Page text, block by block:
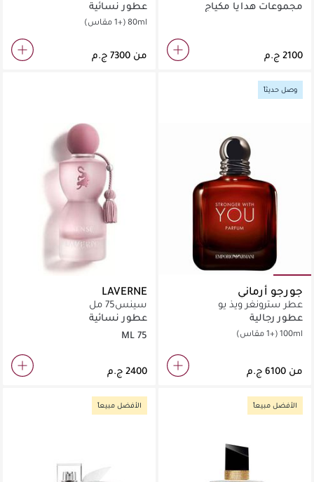
مجموعات هدايا مكياج
عطور نسائية
80ml(+1 مقاس)
من
وصل حديثاً
جورجو أرماني
عطر سترونغر ويذ يو
عطور رجالية
100ml(+1 مقاس)
من
LAVERNE
سينس75 مل
عطور نسائية
75 ML
الأفضل مبيعاً الأفضل مبيعاً